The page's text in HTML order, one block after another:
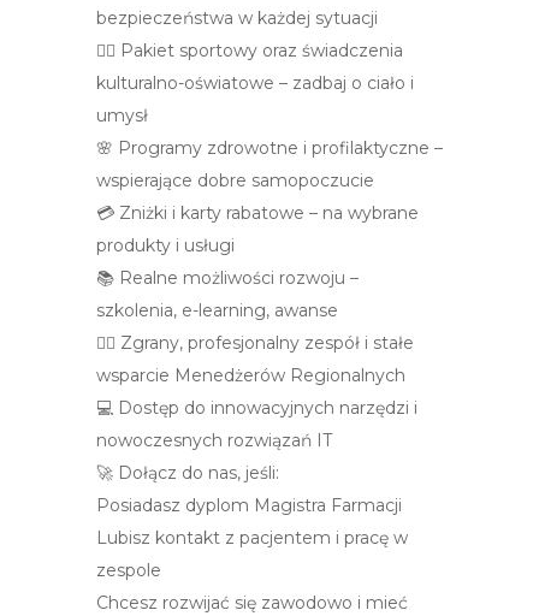
bezpieczeństwa w każdej sytuacji
🏃‍♀️ Pakiet sportowy oraz świadczenia
kulturalno-oświatowe – zadbaj o ciało i
umysł
🌸 Programy zdrowotne i profilaktyczne –
wspierające dobre samopoczucie
💳 Zniżki i karty rabatowe – na wybrane
produkty i usługi
📚 Realne możliwości rozwoju –
szkolenia, e-learning, awanse
👩‍⚕️ Zgrany, profesjonalny zespół i stałe
wsparcie Menedżerów Regionalnych
💻 Dostęp do innowacyjnych narzędzi i
nowoczesnych rozwiązań IT
🚀 Dołącz do nas, jeśli:
Posiadasz dyplom Magistra Farmacji
Lubisz kontakt z pacjentem i pracę w
zespole
Chcesz rozwijać się zawodowo i mieć